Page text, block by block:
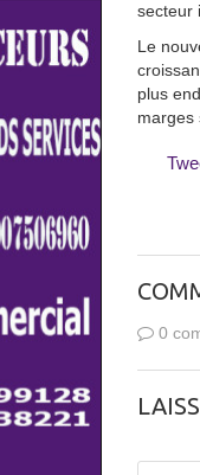
secteur
Le
plus
marges
0